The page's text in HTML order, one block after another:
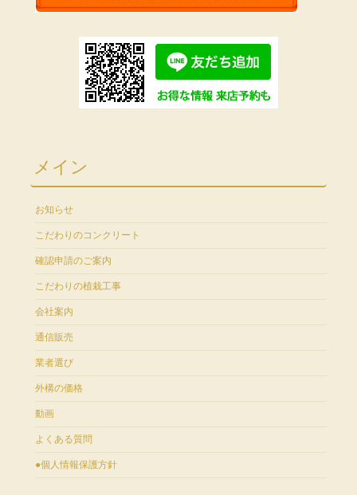
メイン
お知らせ
こだわりのコンクリート
確認申請のご案内
こだわりの植栽工事
会社案内
通信販売
業者選び
外構の価格
動画
よくある質問
●個人情報保護方針